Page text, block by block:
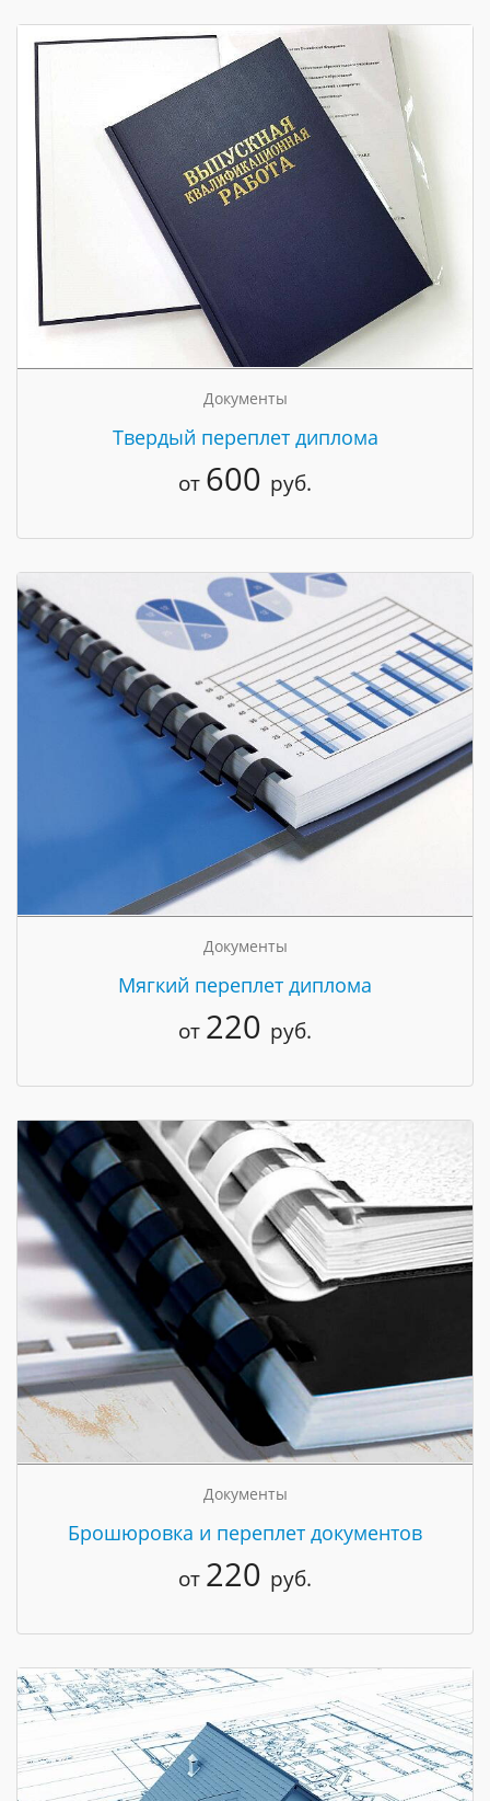
Документы
Твердый переплет диплома
от 600 руб.
Документы
Мягкий переплет диплома
от 220 руб.
Документы
Брошюровка и переплет документов
от 220 руб.